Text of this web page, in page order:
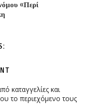
«Περί
καταγγελίες και
το περιεχόμενο τους